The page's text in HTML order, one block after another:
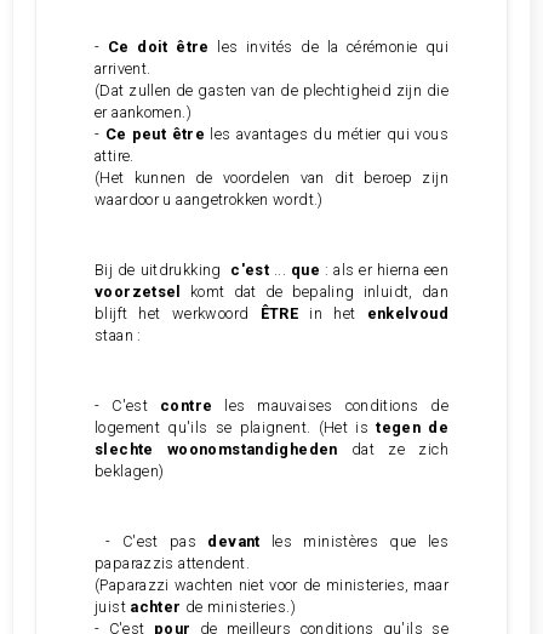
- Ce doit être
les invités de la cérémonie qui
arrivent.
(Dat zullen de gasten van de plechtigheid zijn die
er aankomen.)
- Ce peut être les avantages du métier qui vous
attire.
(Het kunnen de voordelen van dit beroep zijn
waardoor u aangetrokken wordt.)
Bij de uitdrukking c'est ... que : als er hierna een
voorzetsel
komt dat de bepaling inluidt, dan
blijft het werkwoord ÊTRE in het enkelvoud
staan :
- C'est contre
les mauvaises conditions de
logement qu'ils se plaignent. (Het istegen de
slechte woonomstandigheden dat ze zich
beklagen)
- C'est pas devant les ministères que les
paparazzis attendent.
(Paparazzi wachten niet voor de ministeries, maar
juist achter de ministeries.)
- C'est pour de meilleurs conditions qu'ils se